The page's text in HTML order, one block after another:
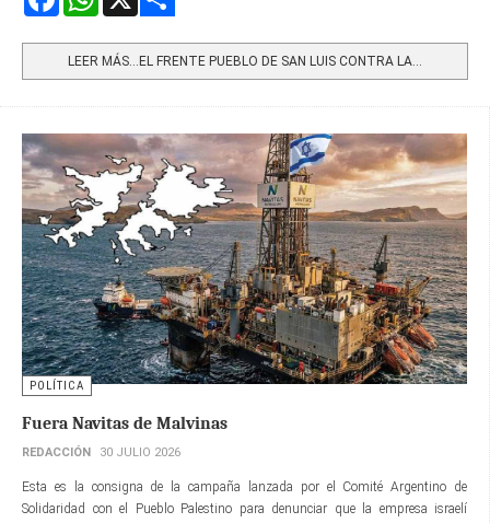
LEER MÁS…EL FRENTE PUEBLO DE SAN LUIS CONTRA LA...
POLÍTICA
Fuera Navitas de Malvinas
REDACCIÓN 30 JULIO 2026
Esta es la consigna de la campaña lanzada por el Comité Argentino de
Solidaridad con el Pueblo Palestino para denunciar que la empresa israelí